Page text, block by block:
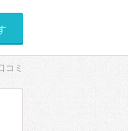
コミ